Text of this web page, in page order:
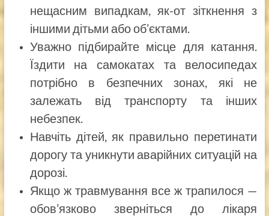
нещасним випадкам, як-от зіткнення з
іншими дітьми або об’єктами.
Уважно підбирайте місце для катання.
Їздити на самокатах та велосипедах
потрібно в безпечних зонах, які не
залежать від транспорту та інших
небезпек.
Навчіть дітей, як правильно перетинати
дорогу та уникнути аварійних ситуацій на
дорозі.
Якщо ж травмування все ж трапилося —
обов’язково зверніться до лікаря